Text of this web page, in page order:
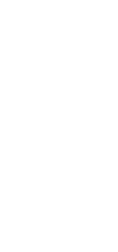
CF8) Ду 32-Ду200
с эпоксидным